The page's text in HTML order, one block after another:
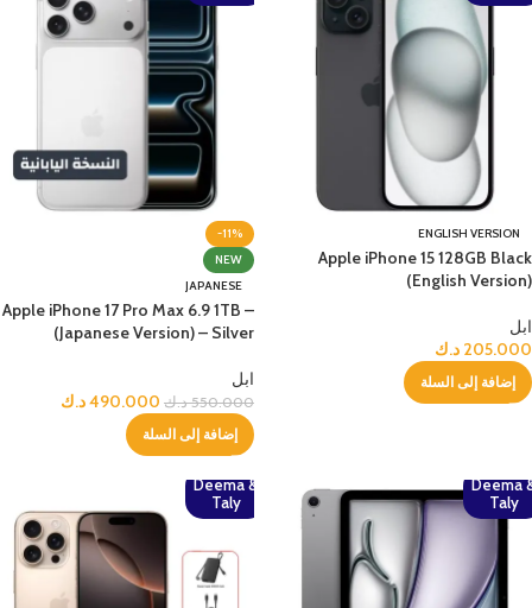
ENGLISH VERSION
Apple iPhone 15 128GB Black
(English Version)
ابل
205.000 د.ك
إضافة إلى السلة
-11%
NEW
JAPANESE
Apple iPhone 17 Pro Max 6.9 1TB –
(Japanese Version) – Silver
ابل
550.000 د.ك 490.000د.ك
إضافة إلى السلة
Deema
Taly
Deema &
Taly